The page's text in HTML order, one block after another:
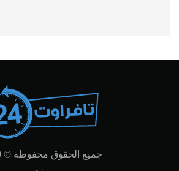
جميع الحقوق محفوظة © 2020